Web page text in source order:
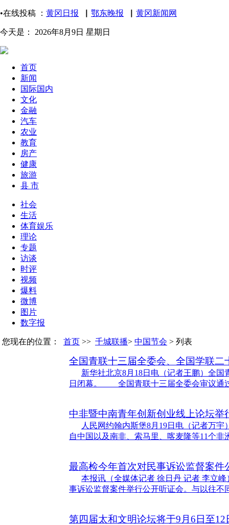
•在线投稿 ： 黄冈日报 鄂东晚报 黄冈新闻网
今天是： 2026年8月9日 星期日
首页
新闻
国际国内
文化
金融
汽车
农业
教育
房产
健康
旅游
县 市
社会
生活
体育娱乐
理论
专题
访谈
时评
视频
爆料
微博
图片
数字报
您现在的位置： 首页 >> 千城联播> 中国节会 > 列表
全国青联十三届全委会、全国学联二
新华社北京8月18日电（记者王鹏）全
日闭幕。 全国青联十三届全委会审议通
中非暨中南青年创新创业线上论坛举
人民网约翰内斯堡8月19日电（记者万
自中国以及南非、索马里、喀麦隆等11个非
最高检今年首次对民事诉讼监督案件
本报讯（全媒体记者 徐日丹 记者 李立
事诉讼监督案件举行公开听证会。与以往不
第四届太和文明论坛将于9月6日至12